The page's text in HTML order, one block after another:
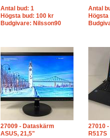
Antal bud: 1
Högsta bud: 100 kr
Budgivare: Nilsson90
Antal
27009 - Dataskärm
ASUS, 21,5"
27010
R517S